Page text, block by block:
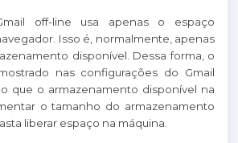
off-line usa apenas o espaço
Isso é, normalmente, apenas
disponível. Dessa forma, o
nas configurações do Gmail
que o armazenamento disponível na
o tamanho do armazenamento
liberar espaço na máquina.